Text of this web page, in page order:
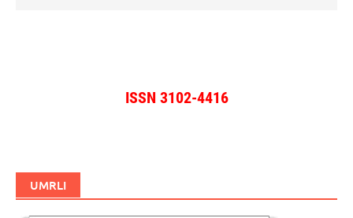
ISSN 3102-4416
UMRLI